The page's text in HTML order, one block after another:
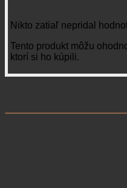
Nikto zatiaľ nepridal
Tento produkt môžu
ktorí si ho kúpili.